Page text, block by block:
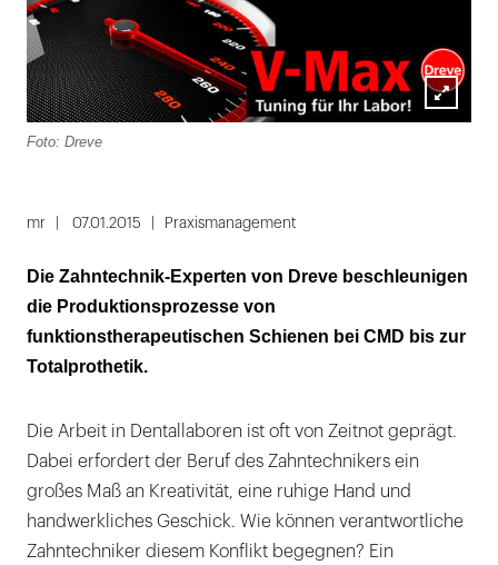
Lightbox
Foto: Dreve
mr 07.01.2015 Praxismanagement
Die Zahntechnik-Experten von Dreve beschleunigen
die Produktionsprozesse von
funktionstherapeutischen Schienen bei CMD bis zur
Totalprothetik.
Die Arbeit in Dentallaboren ist oft von Zeitnot geprägt.
Dabei erfordert der Beruf des Zahntechnikers ein
großes Maß an Kreativität, eine ruhige Hand und
handwerkliches Geschick. Wie können verantwortliche
Zahntechniker diesem Konflikt begegnen? Ein